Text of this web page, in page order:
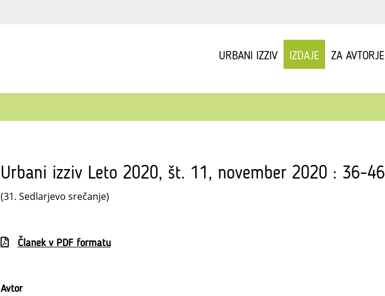
URBANI IZZIV IZDAJE ZA AVTORJE
Urbani izziv Leto 2020, št. 11, november 2020 : 36-46
(31. Sedlarjevo srečanje)
Članek v PDF formatu
Avtor